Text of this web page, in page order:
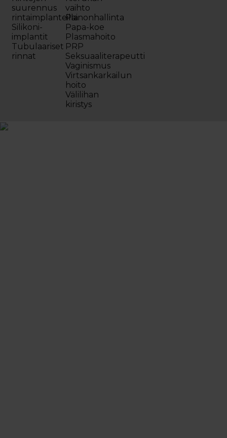
suurennus
rintaimplanteilla
Silikoni-
implantit
Tubulaariset
rinnat
vaihto
Painonhallinta
Papa-koe
Plasmahoito
PRP
Seksuaaliterapeutti
Vaginismus
Virtsankarkailun
hoito
Välilihan
kiristys